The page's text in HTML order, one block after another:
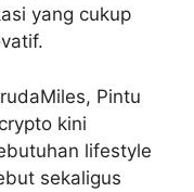
yang cukup
Pintu
kini
lifestyle
sekaligus